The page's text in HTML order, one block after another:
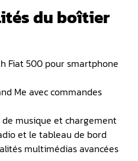
du boîtier
Fiat 500 pour smartphone
Me avec commandes
musique et chargement
et le tableau de bord
multimédias avancées